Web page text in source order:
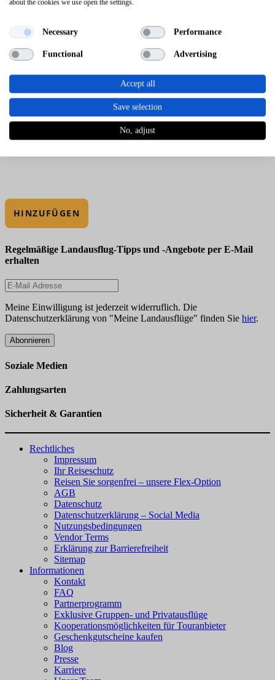
HINZUFÜGEN
Regelmäßige Landausflug-Tipps und -Angebote per E-Mail
erhalten
Meine Einwilligung ist jederzeit widerruflich. Die
Datenschutzerklärung von "Meine Landausflüge" finden Sie hier.
Abonnieren
Soziale Medien
Zahlungsarten
Sicherheit & Garantien
Rechtliches
Impressum
Ihr Reiseschutz
Reisen Sie sorgenfrei – unsere Flex-Option
AGB
Datenschutz
Datenschutzerklärung – Social Media
Nutzungsbedingungen
Vendor Terms
Erklärung zur Barrierefreiheit
Sitemap
Informationen
Kontakt
FAQ
Partnerprogramm
Exklusive Gruppen- und Privatausflüge
Kooperationsmöglichkeiten für Touranbieter
Geschenkgutscheine kaufen
Blog
Presse
Karriere
about the cookies we use open the settings.
Necessary Performance
Functional Advertising
Accept all
Save selection
No, adjust